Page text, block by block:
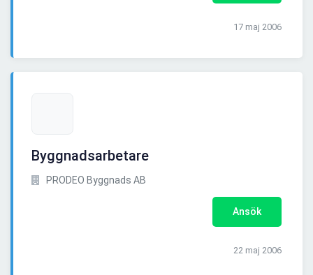
17 maj 2006
Byggnadsarbetare
PRODEO Byggnads AB
Ansök
22 maj 2006